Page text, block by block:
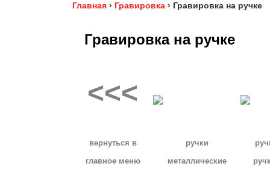
Главная › Гравировка › Гравировка на ручке
Гравировка на ручке
<<<
вернуться в
главное меню
ручки
металлические